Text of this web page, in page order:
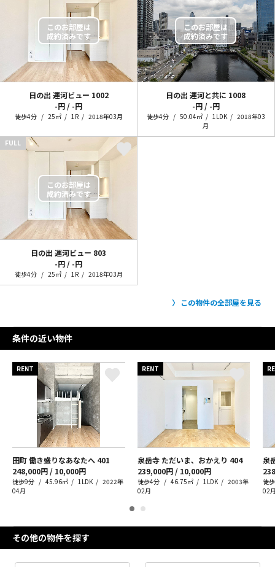
日の出 運河ビュー 1002
-円 / -円
徒歩4分 25㎡ 1R 2018年03月
日の出 運河と共に 1008
-円 / -円
徒歩4分 50.04㎡ 1LDK
2018年03
月
FULL
日の出 運河ビュー 803
-円 / -円
徒歩4分 25㎡ 1R 2018年03月
この物件の全部屋を見る
条件の近い物件
RENT
田町 働き盛りなあなたへ 401
248,000円 / 10,000円
徒歩9分 45.96㎡ 1LDK
2022年
04月
RENT
泉岳寺 ただいま、おかえり 404
239,000円 / 10,000円
徒歩4分 46.75㎡ 1LDK
2003年
02月
泉
徒
02
その他の物件を探す